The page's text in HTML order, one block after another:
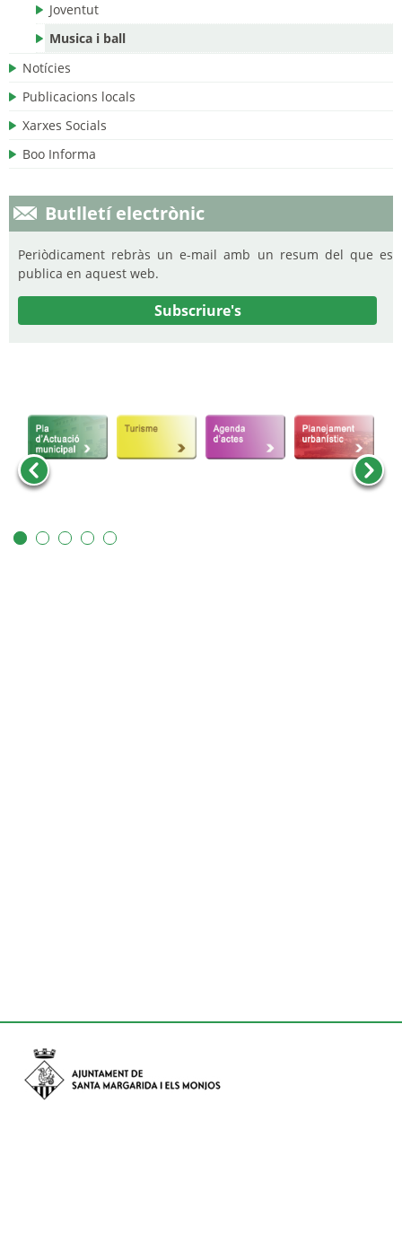
Joventut
Musica i ball
Notícies
Publicacions locals
Xarxes Socials
Boo Informa
Butlletí electrònic
Periòdicament rebràs un e-mail amb un resum del que es
publica en aquest web.
Subscriure's